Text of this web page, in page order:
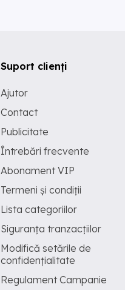
Suport clienți
Ajutor
Contact
Publicitate
Întrebări frecvente
Abonament VIP
Termeni și condiții
Lista categoriilor
Siguranța tranzacțiilor
Modifică setările de
confidențialitate
Regulament Campanie